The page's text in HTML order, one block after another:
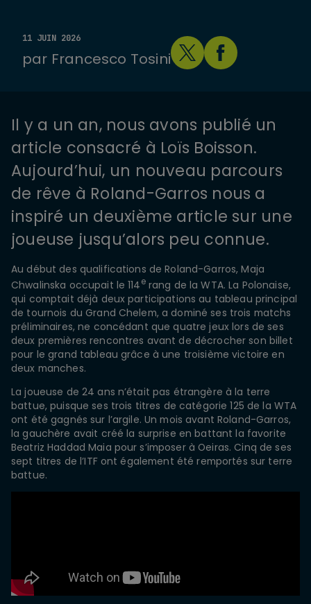
11 JUIN 2026
par Francesco Tosini
Il y a un an, nous avons publié un
article consacré à Loïs Boisson.
Aujourd’hui, un nouveau parcours
de rêve à Roland-Garros nous a
inspiré un deuxième article sur une
joueuse jusqu’alors peu connue.
Au début des qualifications de Roland-Garros, Maja
Chwalinska occupait le 114erang de la WTA. La Polonaise,
qui comptait déjà deux participations au tableau principal
de tournois du Grand Chelem, a dominé ses trois matchs
préliminaires, ne concédant que quatre jeux lors de ses
deux premières rencontres avant de décrocher son billet
pour le grand tableau grâce à une troisième victoire en
deux manches.
La joueuse de 24 ans n’était pas étrangère à la terre
battue, puisque ses trois titres de catégorie 125 de la WTA
ont été gagnés sur l’argile. Un mois avant Roland-Garros,
la gauchère avait créé la surprise en battant la favorite
Beatriz Haddad Maia pour s’imposer à Oeiras. Cinq de ses
sept titres de l’ITF ont également été remportés sur terre
battue.